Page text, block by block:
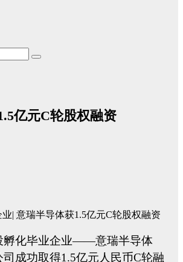
亿元C轮股权融资
孵化毕业企业——意瑞半导体
司成功取得1.5亿元人民币C轮融